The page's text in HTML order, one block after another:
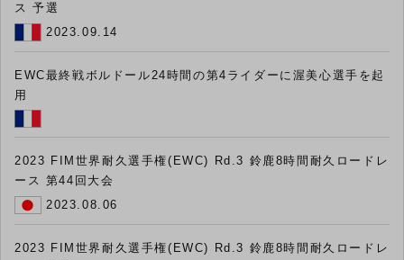
ス 予選
2023.09.14
EWC最終戦ボルドール24時間の第4ライダーに渥美心選手を起
用
2023 FIM世界耐久選手権(EWC) Rd.3 鈴鹿8時間耐久ロードレ
ース 第44回大会
2023.08.06
2023 FIM世界耐久選手権(EWC) Rd.3 鈴鹿8時間耐久ロードレ